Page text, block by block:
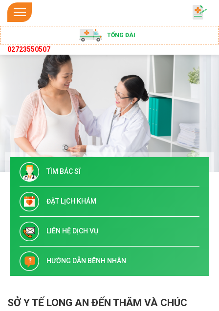
TỔNG ĐÀI
02723550507
TÌM BÁC SĨ
ĐẶT LỊCH KHÁM
LIÊN HỆ DỊCH VỤ
HƯỚNG DẪN BỆNH NHÂN
SỞ Y TẾ LONG AN ĐẾN THĂM VÀ CHÚC